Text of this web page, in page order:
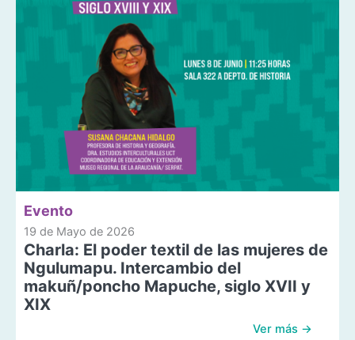
Evento
19 de Mayo de 2026
Charla: El poder textil de las mujeres de
Ngulumapu. Intercambio del
makuñ/poncho Mapuche, siglo XVII y
XIX
Ver más →